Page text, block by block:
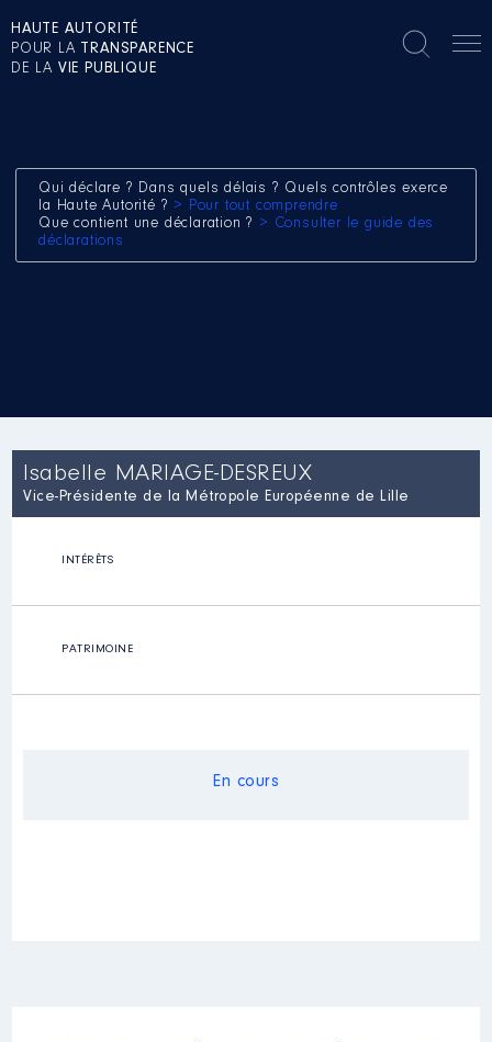
HAUTE AUTORITÉ
POUR LA TRANSPARENCE
DE LA VIE PUBLIQUE
Qui déclare ? Dans quels délais ? Quels contrôles exerce
la Haute Autorité ? > Pour tout comprendre
Que contient une déclaration ? > Consulter le guide des
déclarations
Isabelle MARIAGE-DESREUX
Vice-Présidente de la Métropole Européenne de Lille
INTÉRÊTS
PATRIMOINE
En cours